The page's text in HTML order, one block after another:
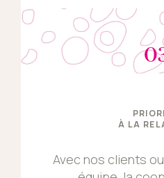
À LA
Avec nos clients